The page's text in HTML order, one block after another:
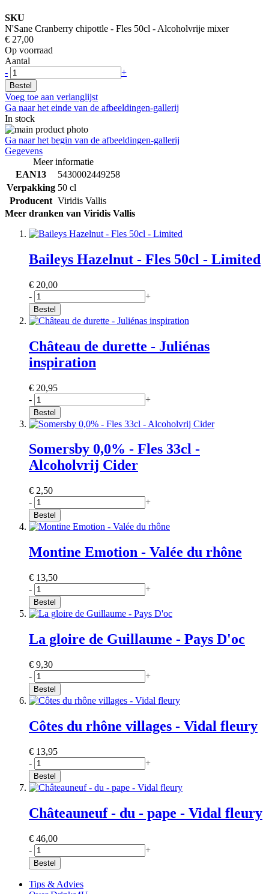
SKU
N'Sane Cranberry chipottle - Fles 50cl - Alcoholvrije mixer
€ 27,00
Op voorraad
Aantal
-
+
Bestel
Voeg toe aan verlanglijst
Ga naar het einde van de afbeeldingen-gallerij
In stock
Ga naar het begin van de afbeeldingen-gallerij
Gegevens
Meer informatie
EAN13
5430002449258
Verpakking 50 cl
Producent Viridis Vallis
Meer dranken van Viridis Vallis
Baileys Hazelnut - Fles 50cl - Limited
€ 20,00
-
+
Bestel
Château de durette - Juliénas
inspiration
€ 20,95
-
+
Bestel
Somersby 0,0% - Fles 33cl -
Alcoholvrij Cider
€ 2,50
-
+
Bestel
Montine Emotion - Valée du rhône
€ 13,50
-
+
Bestel
La gloire de Guillaume - Pays D'oc
€ 9,30
-
+
Bestel
Côtes du rhône villages - Vidal fleury
€ 13,95
-
+
Bestel
Châteauneuf - du - pape - Vidal fleury
€ 46,00
-
+
Bestel
Tips & Advies